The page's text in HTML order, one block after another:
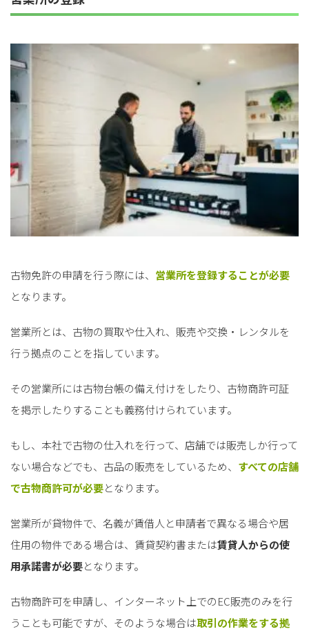
古物免許の申請を行う際には、 営業所を登録することが必要
となります。
営業所とは、古物の買取や仕入れ、販売や交換・レンタルを
行う拠点のことを指しています。
その営業所には古物台帳の備え付けをしたり、古物商許可証
を掲示したりすることも義務付けられています。
もし、本社で古物の仕入れを行って、店舗では販売しか行って
ない場合などでも、古品の販売をしているため、 すべての店舗
で古物商許可が必要となります。
営業所が貸物件で、名義が賃借人と申請者で異なる場合や居
住用の物件である場合は、賃貸契約書または賃貸人からの使
用承諾書が必要となります。
古物商許可を申請し、インターネット上でのEC販売のみを行
うことも可能ですが、そのような場合は取引の作業をする拠
forRetail小売業の方向けサービス
資料ダウンロードの一覧へ
中古買取業者向けサービス
資料ダウンロードの一覧へ
forRetail小売業の方向けサービス
お問い合わせフォームへ
中古買取業者向けサービス
お問い合わせフォームへ